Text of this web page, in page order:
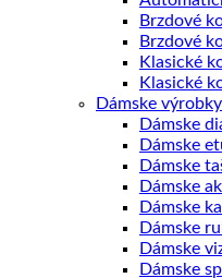
Brzdové
Brzdové
Klasické
Klasické
Dámske výrobky
Dámske
Dámske
Dámske
Dámske
Dámske
Dámske
Dámske
Dámske